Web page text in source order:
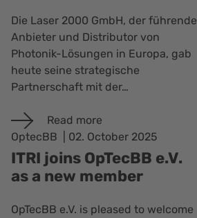
Die Laser 2000 GmbH, der führende
Anbieter und Distributor von
Photonik-Lösungen in Europa, gab
heute seine strategische
Partnerschaft mit der…
Read more
OptecBB
02. October 2025
ITRI joins OpTecBB e.V.
as a new member
OpTecBB e.V. is pleased to welcome